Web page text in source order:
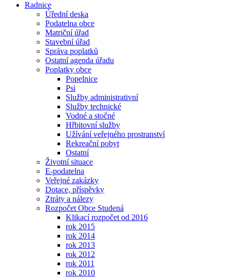
Radnice
Úřední deska
Podatelna obce
Matriční úřad
Stavební úřad
Správa poplatků
Ostatní agenda úřadu
Poplatky obce
Popelnice
Psi
Služby administrativní
Služby technické
Vodné a stočné
Hřbitovní služby
Užívání veřejného prostranství
Rekreační pobyt
Ostatní
Životní situace
E-podatelna
Veřejné zakázky
Dotace, příspěvky
Ztráty a nálezy
Rozpočet Obce Studená
Klikací rozpočet od 2016
rok 2015
rok 2014
rok 2013
rok 2012
rok 2011
rok 2010